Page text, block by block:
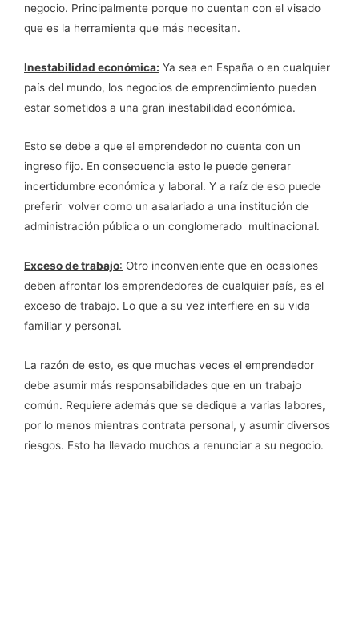
negocio. Principalmente porque no cuentan con el visado
que es la herramienta que más necesitan.
Inestabilidad económica: Ya sea en España o en cualquier
país del mundo, los negocios de emprendimiento pueden
estar sometidos a una gran inestabilidad económica.
Esto se debe a que el emprendedor no cuenta con un
ingreso fijo. En consecuencia esto le puede generar
incertidumbre económica y laboral. Y a raíz de eso puede
preferir volver como un asalariado a una institución de
administración pública o un conglomerado multinacional.
Exceso de trabajo: Otro inconveniente que en ocasiones
deben afrontar los emprendedores de cualquier país, es el
exceso de trabajo. Lo que a su vez interfiere en su vida
familiar y personal.
La razón de esto, es que muchas veces el emprendedor
debe asumir más responsabilidades que en un trabajo
común. Requiere además que se dedique a varias labores,
por lo menos mientras contrata personal, y asumir diversos
riesgos. Esto ha llevado muchos a renunciar a su negocio.